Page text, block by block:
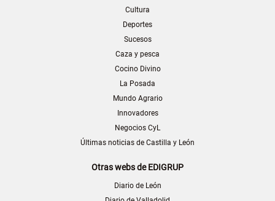
Cultura
Deportes
Sucesos
Caza y pesca
Cocino Divino
La Posada
Mundo Agrario
Innovadores
Negocios CyL
Últimas noticias de Castilla y León
Otras webs de EDIGRUP
Diario de León